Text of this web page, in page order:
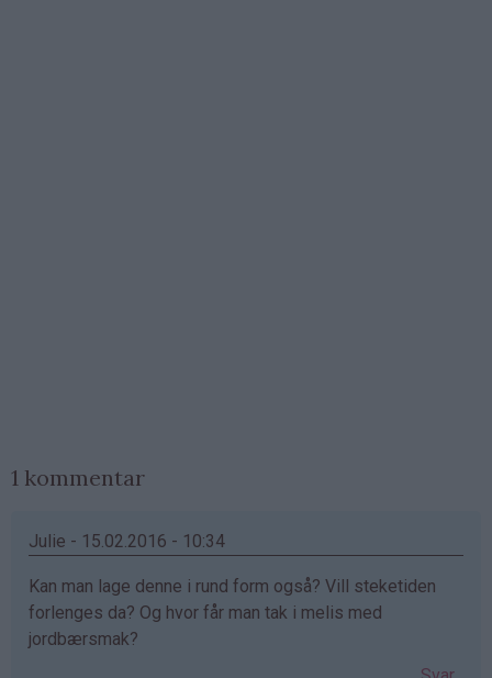
1 kommentar
Julie - 15.02.2016 - 10:34
Kan man lage denne i rund form også? Vill steketiden
forlenges da? Og hvor får man tak i melis med
jordbærsmak?